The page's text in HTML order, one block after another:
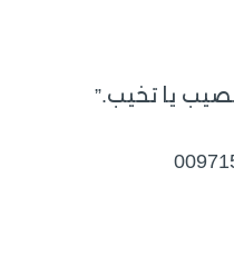
يا تخيب.”